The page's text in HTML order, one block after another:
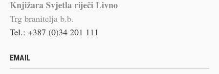
Knjižara Svjetla riječi Livno
Trg branitelja b.b.
Tel.: +387 (0)34 201 111
EMAIL